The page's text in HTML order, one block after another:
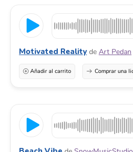
Motivated Reality de Art Pedan
Añadir al carrito Comprar una